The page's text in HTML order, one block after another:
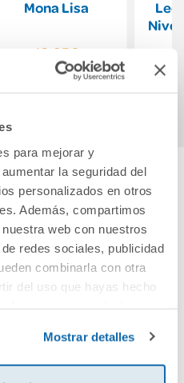
para mejorar y
la seguridad del
personalizados en otros
Además, compartimos
web con nuestros
redes sociales, publicidad
combinarla con otra
del uso que hayas hecho
Mostrar detalles
Mona Lisa
10,95€
Comprar
Nivel
tu opinión
este producto!